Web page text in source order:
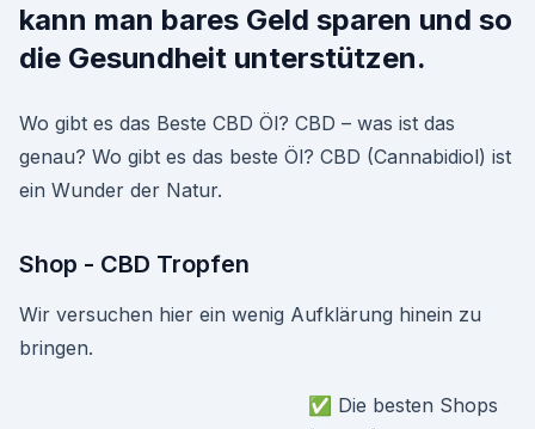
kann man bares Geld sparen und so
die Gesundheit unterstützen.
Wo gibt es das Beste CBD Öl? CBD – was ist das
genau? Wo gibt es das beste Öl? CBD (Cannabidiol) ist
ein Wunder der Natur.
Shop - CBD Tropfen
Wir versuchen hier ein wenig Aufklärung hinein zu
bringen.
✅ Die besten Shops